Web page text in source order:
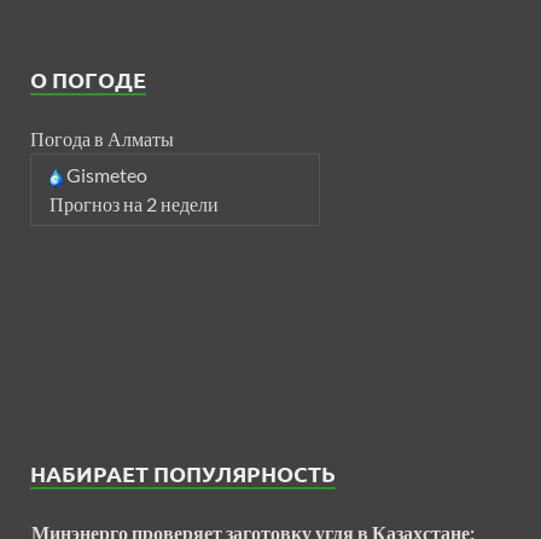
О ПОГОДЕ
Погода в Алматы
Gismeteo
Прогноз на 2 недели
НАБИРАЕТ ПОПУЛЯРНОСТЬ
Минэнерго проверяет заготовку угля в Казахстане: